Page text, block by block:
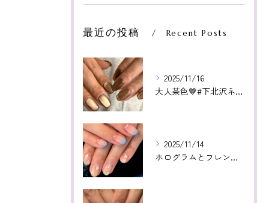
最近の投稿 Recent Posts
2025/11/16
大人茶色🤎#下北沢ネイル#paragel#パラジェル#下北沢...
2025/11/14
ホログラムとフレンチ相性よかった😊いつもありがとうございます...